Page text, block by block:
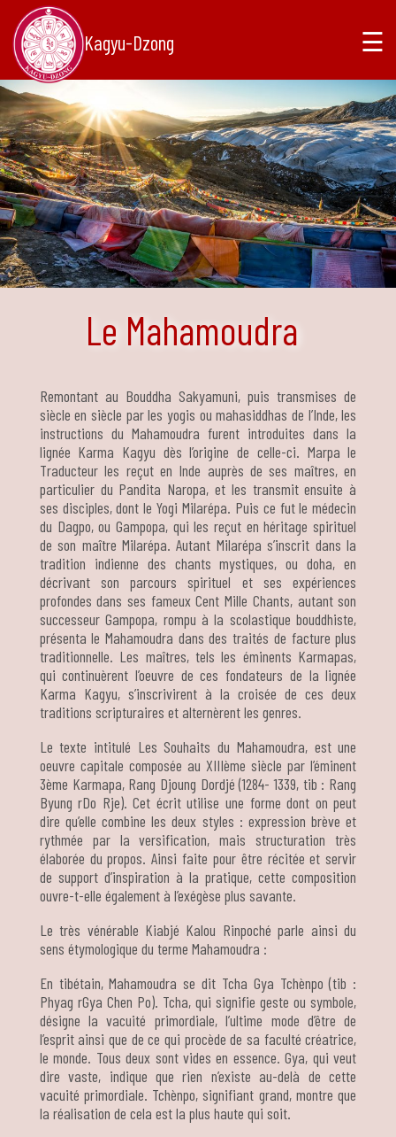
Kagyu-Dzong ☰
Le Mahamoudra
Remontant au Bouddha Sakyamuni, puis transmises de
siècle en siècle par les yogis ou mahasiddhas de l’Inde, les
instructions du Mahamoudra furent introduites dans la
lignée Karma Kagyu dès l’origine de celle-ci. Marpa le
Traducteur les reçut en Inde auprès de ses maîtres, en
particulier du Pandita Naropa, et les transmit ensuite à
ses disciples, dont le Yogi Milarépa. Puis ce fut le médecin
du Dagpo, ou Gampopa, qui les reçut en héritage spirituel
de son maître Milarépa. Autant Milarépa s’inscrit dans la
tradition indienne des chants mystiques, ou doha, en
décrivant son parcours spirituel et ses expériences
profondes dans ses fameux Cent Mille Chants, autant son
successeur Gampopa, rompu à la scolastique bouddhiste,
présenta le Mahamoudra dans des traités de facture plus
traditionnelle. Les maîtres, tels les éminents Karmapas,
qui continuèrent l’oeuvre de ces fondateurs de la lignée
Karma Kagyu, s’inscrivirent à la croisée de ces deux
traditions scripturaires et alternèrent les genres.
Le texte intitulé Les Souhaits du Mahamoudra, est une
oeuvre capitale composée au XIIIème siècle par l’éminent
3ème Karmapa, Rang Djoung Dordjé (1284- 1339, tib : Rang
Byung rDo Rje). Cet écrit utilise une forme dont on peut
dire qu’elle combine les deux styles : expression brève et
rythmée par la versification, mais structuration très
élaborée du propos. Ainsi faite pour être récitée et servir
de support d’inspiration à la pratique, cette composition
ouvre-t-elle également à l’exégèse plus savante.
Le très vénérable Kiabjé Kalou Rinpoché parle ainsi du
sens étymologique du terme Mahamoudra :
En tibétain, Mahamoudra se dit Tcha Gya Tchènpo (tib :
Phyag rGya Chen Po). Tcha, qui signifie geste ou symbole,
désigne la vacuité primordiale, l’ultime mode d’être de
l’esprit ainsi que de ce qui procède de sa faculté créatrice,
le monde. Tous deux sont vides en essence. Gya, qui veut
dire vaste, indique que rien n’existe au-delà de cette
vacuité primordiale. Tchènpo, signifiant grand, montre que
la réalisation de cela est la plus haute qui soit.